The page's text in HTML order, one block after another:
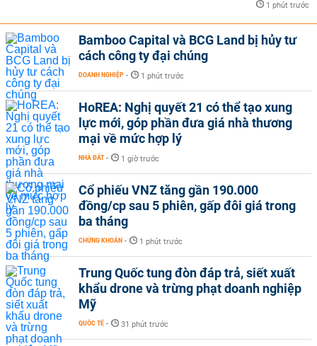
1 phút trước
Bamboo Capital và BCG Land bị hủy tư
cách công ty đại chúng
DOANH NGHIỆP - 1 phút trước
HoREA: Nghị quyết 21 có thể tạo xung
lực mới, góp phần đưa giá nhà thương
mại về mức hợp lý
NHÀ ĐẤT - 1 giờ trước
Cổ phiếu VNZ tăng gần 190.000
đồng/cp sau 5 phiên, gấp đôi giá trong
ba tháng
CHỨNG KHOÁN - 1 phút trước
Trung Quốc tung đòn đáp trả, siết xuất
khẩu drone và trừng phạt doanh nghiệp
Mỹ
QUỐC TẾ - 31 phút trước